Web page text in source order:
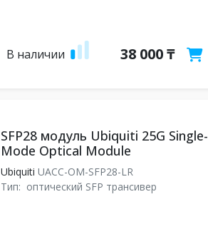
В наличии 38 000 ₸
SFP28 модуль Ubiquiti 25G Single-
Mode Optical Module
Ubiquiti UACC-OM-SFP28-LR
Тип: оптический SFP трансивер